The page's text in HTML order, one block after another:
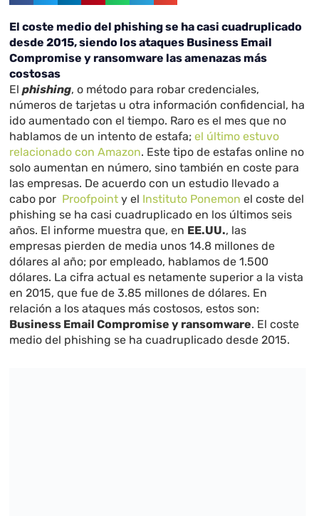
El coste medio del phishing se ha casi cuadruplicado
desde 2015, siendo los ataques Business Email
Compromise y ransomware las amenazas más
costosas
Elphishing, o método para robar credenciales,
números de tarjetas u otra información confidencial, ha
ido aumentado con el tiempo. Raro es el mes que no
hablamos de un intento de estafa;el último estuvo
relacionado con Amazon. Este tipo de estafas online no
solo aumentan en número, sino también en coste para
las empresas. De acuerdo con un estudio llevado a
cabo por Proofpoint y el Instituto Ponemon el coste del
phishing se ha casi cuadruplicado en los últimos seis
años. El informe muestra que, en EE.UU., las
empresas pierden de media unos 14.8 millones de
dólares al año; por empleado, hablamos de 1.500
dólares. La cifra actual es netamente superior a la vista
en 2015, que fue de 3.85 millones de dólares. En
relación a los ataques más costosos, estos son:
Business Email Compromise y ransomware. El coste
medio del phishing se ha cuadruplicado desde 2015.